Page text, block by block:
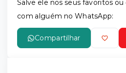
Salve ele nos seus favoritos
com alguém no WhatsApp:
Compartilhar